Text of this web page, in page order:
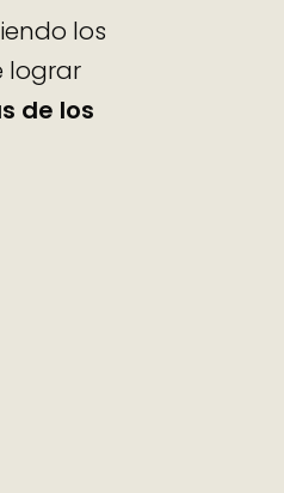
los
lograr
de los